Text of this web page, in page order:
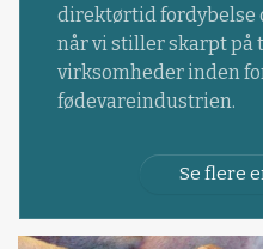
direktørtid fordybelse
når vi stiller skarpt på
virksomheder inden
fødevareindustrien.
Se flere